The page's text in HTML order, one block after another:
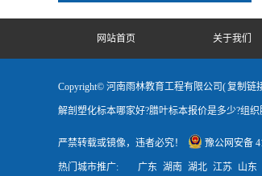
网站首页 关于我们
Copyright© 河南雨林教育工程有限公司(复制链
解剖塑化标本哪家好?腊叶标本报价是多少?组
严禁转载或镜像，违者必究！ 豫公网安备
热门城市推广: 广东 湖南 湖北 江苏 山东